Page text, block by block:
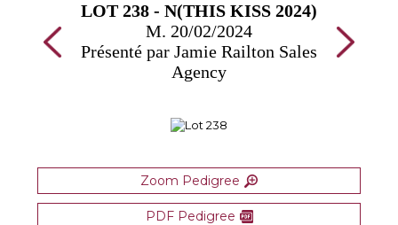
LOT 238 - N(THIS KISS 2024)
M. 20/02/2024
Présenté par Jamie Railton Sales
Agency
Zoom Pedigree
PDF Pedigree